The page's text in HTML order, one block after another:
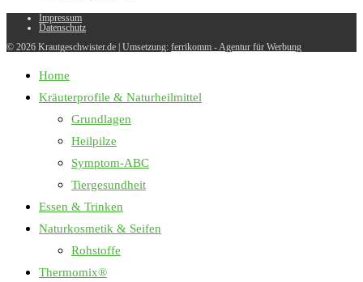
Impressum
Datenschutz
© 2026 Krautgeschwister.de Umsetzung: ferrikomm - Agentur für Werbung
Home
Kräuterprofile & Naturheilmittel
Grundlagen
Heilpilze
Symptom-ABC
Tiergesundheit
Essen & Trinken
Naturkosmetik & Seifen
Rohstoffe
Thermomix®